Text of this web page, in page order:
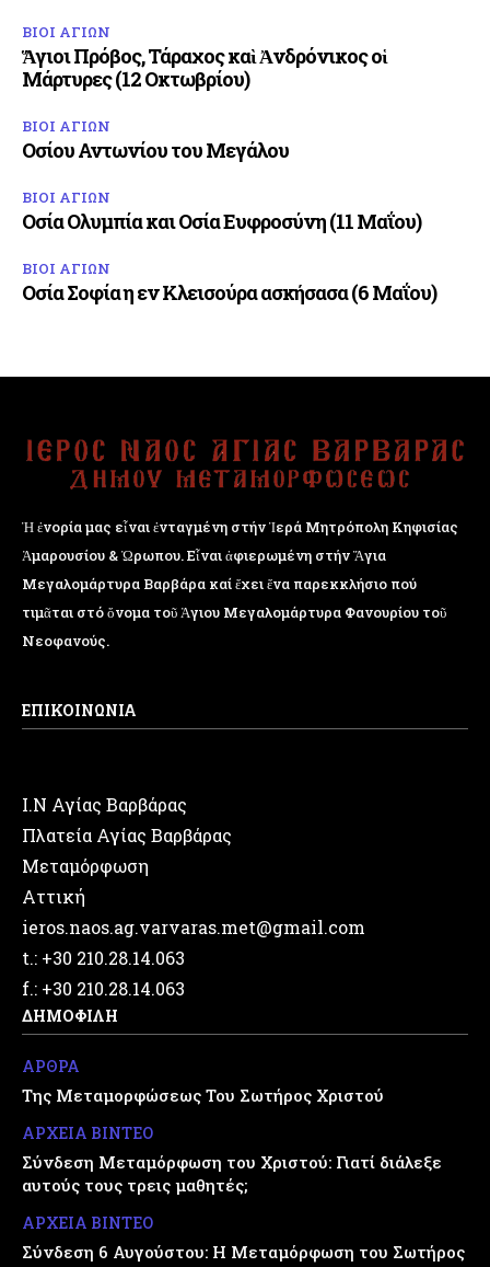
ΒΙΟΙ ΑΓΙΩΝ
Ἅγιοι Πρόβος, Τάραχος καὶ Ἀνδρόνικος οἱ
Μάρτυρες (12 Οκτωβρίου)
ΒΙΟΙ ΑΓΙΩΝ
Οσίου Αντωνίου του Μεγάλου
ΒΙΟΙ ΑΓΙΩΝ
Οσία Ολυμπία και Οσία Ευφροσύνη (11 Μαΐου)
ΒΙΟΙ ΑΓΙΩΝ
Οσία Σοφία η εν Κλεισούρα ασκήσασα (6 Μαΐου)
Ἡ ἐνορία μας εἶναι ἐνταγμένη στήν Ἱερά Μητρόπολη Κηφισίας
Ἁμαρουσίου & Ὠρωπου. Εἶναι ἀφιερωμένη στήν Ἅγια
Μεγαλομάρτυρα Βαρβάρα καί ἔχει ἕνα παρεκκλήσιο πού
τιμᾶται στό ὄνομα τοῦ Ἁγιου Μεγαλομάρτυρα Φανουρίου τοῦ
Νεοφανούς.
ΕΠΙΚΟΙΝΩΝΙΑ
Ι.Ν Αγίας Βαρβάρας
Πλατεία Αγίας Βαρβάρας
Μεταμόρφωση
Αττική
ieros.naos.ag.varvaras.met@gmail.com
t.: +30 210.28.14.063
f.: +30 210.28.14.063
ΔΗΜΟΦΙΛΗ
ΑΡΘΡΑ
Της Μεταμορφώσεως Του Σωτήρος Χριστού
ΑΡΧΕΙΑ ΒΙΝΤΕΟ
Σύνδεση Μεταμόρφωση του Χριστού: Γιατί διάλεξε
αυτούς τους τρεις μαθητές;
ΑΡΧΕΙΑ ΒΙΝΤΕΟ
Σύνδεση 6 Αυγούστου: Η Μεταμόρφωση του Σωτήρος